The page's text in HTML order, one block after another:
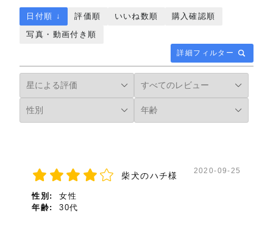
詳細フィルター
日付順 ↓ 評価順 いいね数順
購入確認順
写真・動画付き順
柴犬のハチ様 2020-09-25
性別:
女性
年齢:
30代